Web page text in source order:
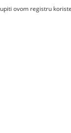
ovom registru